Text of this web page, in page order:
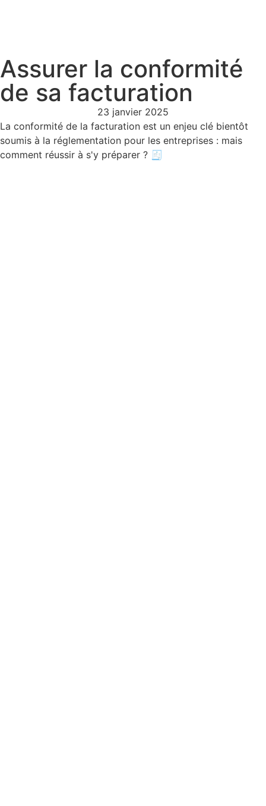
Assurer la conformité
de sa facturation
23 janvier 2025
La conformité de la facturation est un enjeu clé bientôt
soumis à la réglementation pour les entreprises : mais
comment réussir à s'y préparer ? 🧾